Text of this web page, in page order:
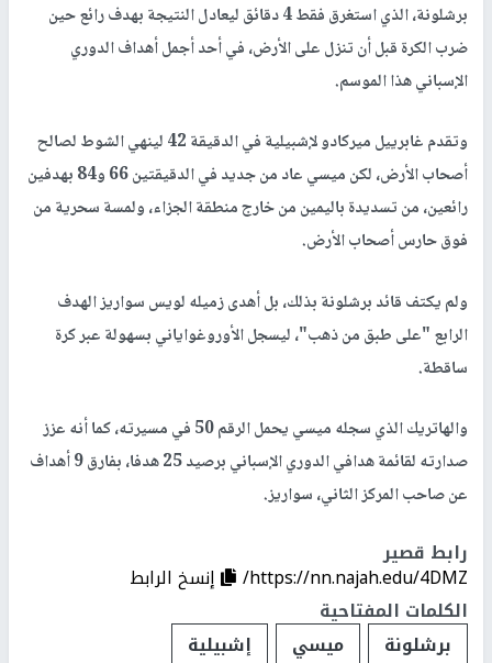
برشلونة، الذي استغرق فقط 4 دقائق ليعادل النتيجة بهدف رائع حين
ضرب الكرة قبل أن تنزل على الأرض، في أحد أجمل أهداف الدوري
الإسباني هذا الموسم.
وتقدم غابرييل ميركادو لإشبيلية في الدقيقة 42 لينهي الشوط لصالح
أصحاب الأرض، لكن ميسي عاد من جديد في الدقيقتين 66 و84 بهدفين
رائعين، من تسديدة باليمين من خارج منطقة الجزاء، ولمسة سحرية من
فوق حارس أصحاب الأرض.
ولم يكتف قائد برشلونة بذلك، بل أهدى زميله لويس سواريز الهدف
الرابع "على طبق من ذهب"، ليسجل الأوروغواياني بسهولة عبر كرة
ساقطة.
والهاتريك الذي سجله ميسي يحمل الرقم 50 في مسيرته، كما أنه عزز
صدارته لقائمة هدافي الدوري الإسباني برصيد 25 هدفا، بفارق 9 أهداف
عن صاحب المركز الثاني، سواريز.
رابط قصير
https://nn.najah.edu/4DMZ/
إنسخ الرابط
الكلمات المفتاحية
برشلونة
ميسي إشبيلية